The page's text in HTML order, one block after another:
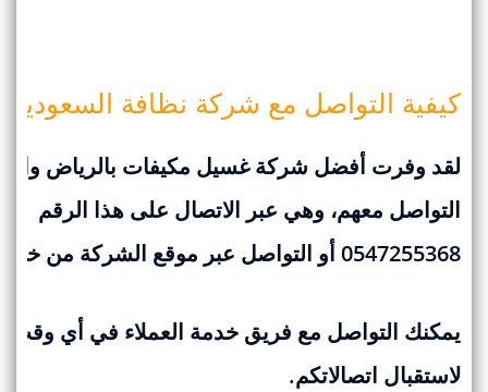
كيفية التواصل مع شركة نظافة
لقد وفرت أفضل شركة غسيل مكيفات بالرياض
التواصل معهم، وهي عبر الاتصال على هذا الرقم
0547255368 أو التواصل عبر موقع الشركة من
يمكنك التواصل مع فريق خدمة العملاء في أي وقت
لاستقبال اتصالاتكم.